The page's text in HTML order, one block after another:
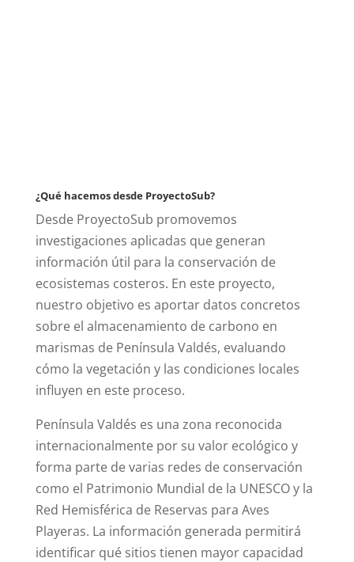
¿Qué hacemos desde ProyectoSub?
Desde ProyectoSub promovemos
investigaciones aplicadas que generan
información útil para la conservación de
ecosistemas costeros. En este proyecto,
nuestro objetivo es aportar datos concretos
sobre el almacenamiento de carbono en
marismas de Península Valdés, evaluando
cómo la vegetación y las condiciones locales
influyen en este proceso.
Península Valdés es una zona reconocida
internacionalmente por su valor ecológico y
forma parte de varias redes de conservación
como el Patrimonio Mundial de la UNESCO y la
Red Hemisférica de Reservas para Aves
Playeras. La información generada permitirá
identificar qué sitios tienen mayor capacidad